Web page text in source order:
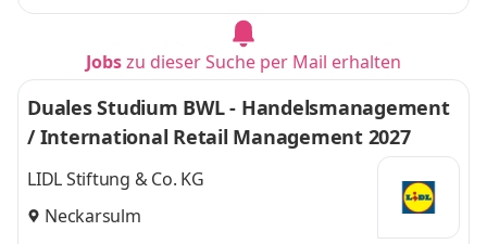
Jobszu dieser Suche per Mail erhalten
Duales Studium BWL - Handelsmanagement
/ International Retail Management 2027
LIDL Stiftung & Co. KG
Neckarsulm